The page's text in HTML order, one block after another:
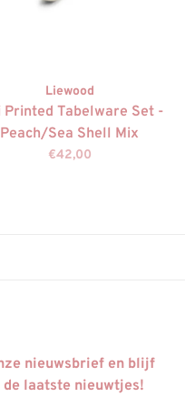
Liewood
Printed Tabelware Set -
Peach/Sea Shell Mix
€42,00
nieuwsbrief en blijf
de laatste nieuwtjes!